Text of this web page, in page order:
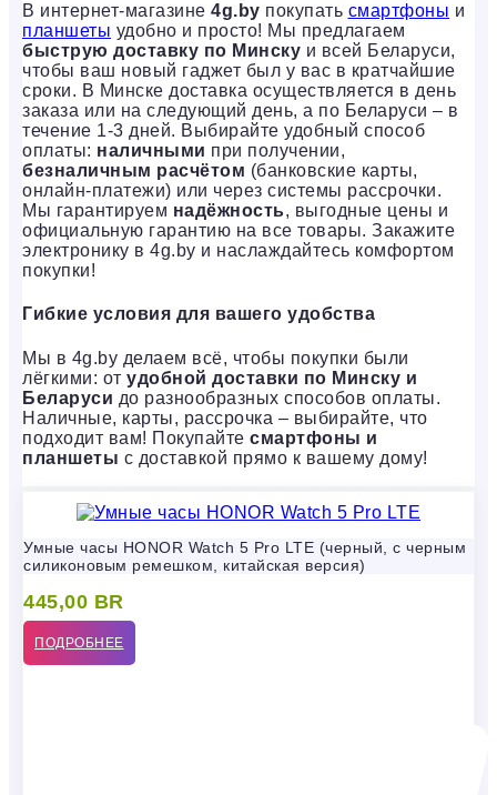
В интернет-магазине 4g.by покупать смартфоны и
планшеты удобно и просто! Мы предлагаем
быструю доставку по Минску и всей Беларуси,
чтобы ваш новый гаджет был у вас в кратчайшие
сроки. В Минске доставка осуществляется в день
заказа или на следующий день, а по Беларуси – в
течение 1-3 дней. Выбирайте удобный способ
оплаты: наличными при получении,
безналичным расчётом (банковские карты,
онлайн-платежи) или через системы рассрочки.
Мы гарантируем надёжность, выгодные цены и
официальную гарантию на все товары. Закажите
электронику в 4g.by и наслаждайтесь комфортом
покупки!
Гибкие условия для вашего удобства
Мы в 4g.by делаем всё, чтобы покупки были
лёгкими: от удобной доставки по Минску и
Беларуси до разнообразных способов оплаты.
Наличные, карты, рассрочка – выбирайте, что
подходит вам! Покупайте смартфоны и
планшеты с доставкой прямо к вашему дому!
Умные часы HONOR Watch 5 Pro LTE (черный, с черным
силиконовым ремешком, китайская версия)
445,00 BR
ПОДРОБНЕЕ